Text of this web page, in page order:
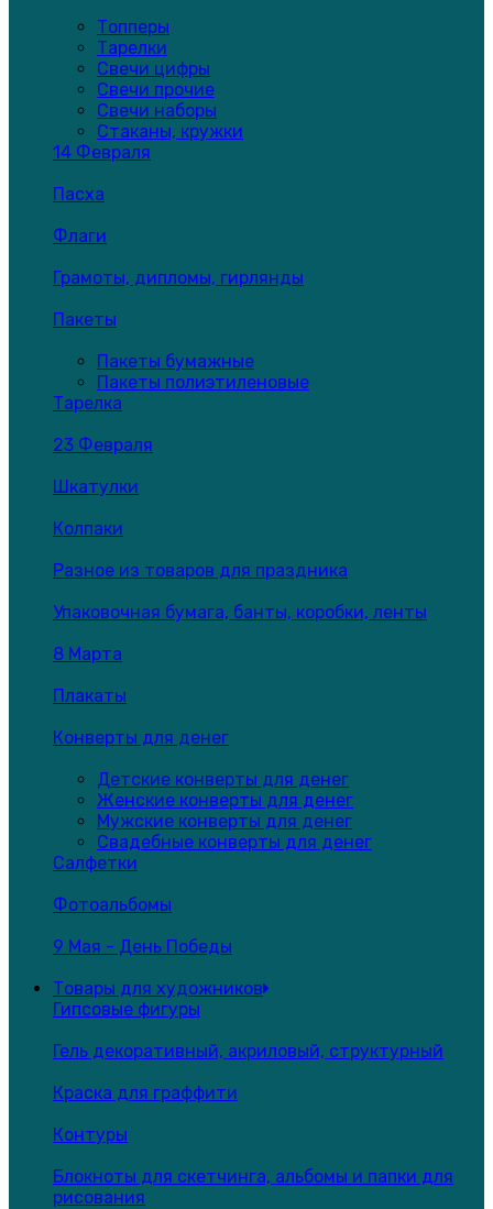
Топперы
Тарелки
Свечи цифры
Свечи прочие
Свечи наборы
Стаканы, кружки
14 Февраля
Пасха
Флаги
Грамоты, дипломы, гирлянды
Пакеты
Пакеты бумажные
Пакеты полиэтиленовые
Тарелка
23 Февраля
Шкатулки
Колпаки
Разное из товаров для праздника
Упаковочная бумага, банты, коробки, ленты
8 Марта
Плакаты
Конверты для денег
Детские конверты для денег
Женские конверты для денег
Мужские конверты для денег
Свадебные конверты для денег
Салфетки
Фотоальбомы
9 Мая - День Победы
Товары для художников
Гипсовые фигуры
Гель декоративный, акриловый, структурный
Краска для граффити
Контуры
Блокноты для скетчинга, альбомы и папки для
рисования